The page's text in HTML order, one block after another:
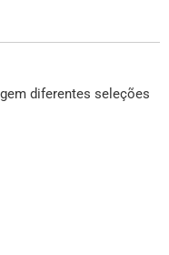
diferentes seleções